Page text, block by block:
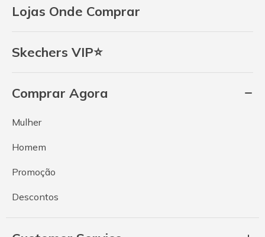
Lojas Onde Comprar
Skechers VIP⭐
Comprar Agora
Mulher
Homem
Promoção
Descontos